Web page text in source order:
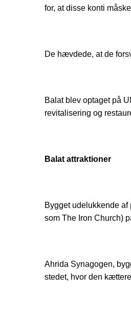
for, at disse konti
De hævdede, at de
Balat blev optaget på
revitalisering og
Balat attraktioner
Bygget udelukkende
som The Iron Church)
Ahrida Synagogen,
stedet, hvor den